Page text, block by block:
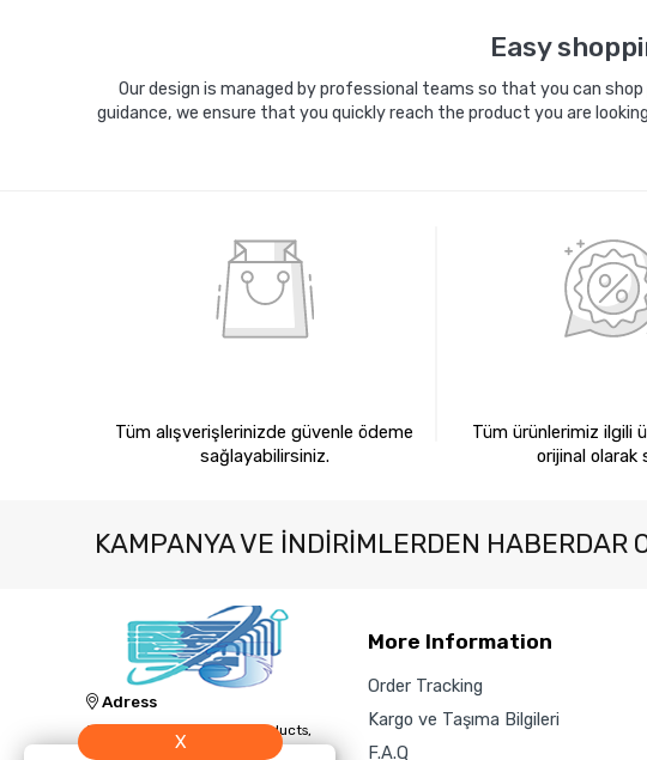
Easy
Our design is managed by professional teams so that you can
guidance, we ensure that you quickly reach the product you are
Tüm alışverişlerinizde güvenle ödeme
sağlayabilirsiniz.
Tüm ürünlerimiz ilgili
orijinal olarak
KAMPANYA VE INDIRIMLERDEN HABERDAR
Adress
Jacknology IT, Cleaning Products,
and Technology Sales and Supply
More Information
Order Tracking
Kargo ve Taşıma Bilgileri
F.A.Q
X